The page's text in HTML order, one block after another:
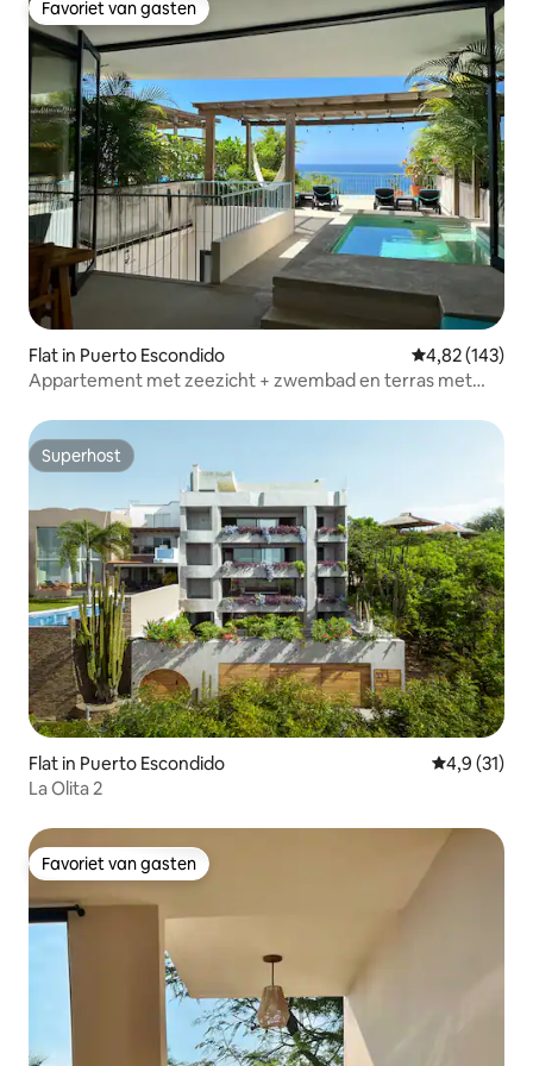
Favoriet van gasten
Favoriet van gasten
Flat in Puerto Escondido Gemiddelde
4,82 (143)
Appartement met zeezicht + zwembad en terras met
Superhost
Superhost
Flat in Puerto Escondido
4,9 (31)
La Olita 2
Favoriet van gasten
Favoriet van gasten